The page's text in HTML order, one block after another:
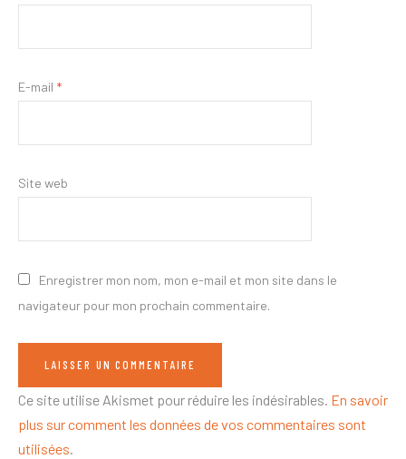
E-mail *
Site web
Enregistrer mon nom, mon e-mail et mon site dans le
navigateur pour mon prochain commentaire.
Ce site utilise Akismet pour réduire les indésirables. En savoir
plus sur comment les données de vos commentaires sont
utilisées.